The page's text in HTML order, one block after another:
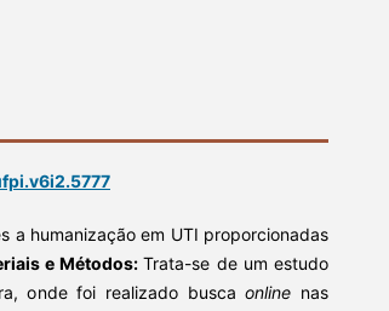
a humanização em UTI proporcionadas
e Métodos:Trata-se de um estudo
onde foi realizado buscaonline nas